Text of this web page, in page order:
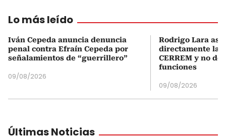
Lo más leído
Iván Cepeda anuncia denuncia
penal contra Efraín Cepeda por
señalamientos de “guerrillero”
09/08/2026
Rodrigo Lara
directamente la
CERREM y no
funciones
09/08/2026
Últimas Noticias